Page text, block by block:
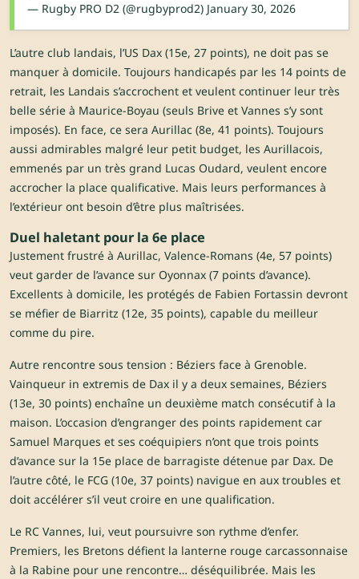
— Rugby PRO D2 (@rugbyprod2) January 30, 2026
L’autre club landais, l’US Dax (15e, 27 points), ne doit pas se
manquer à domicile. Toujours handicapés par les 14 points de
retrait, les Landais s’accrochent et veulent continuer leur très
belle série à Maurice-Boyau (seuls Brive et Vannes s’y sont
imposés). En face, ce sera Aurillac (8e, 41 points). Toujours
aussi admirables malgré leur petit budget, les Aurillacois,
emmenés par un très grand Lucas Oudard, veulent encore
accrocher la place qualificative. Mais leurs performances à
l’extérieur ont besoin d’être plus maîtrisées.
Duel haletant pour la 6e place
Justement frustré à Aurillac, Valence-Romans (4e, 57 points)
veut garder de l’avance sur Oyonnax (7 points d’avance).
Excellents à domicile, les protégés de Fabien Fortassin devront
se méfier de Biarritz (12e, 35 points), capable du meilleur
comme du pire.
Autre rencontre sous tension : Béziers face à Grenoble.
Vainqueur in extremis de Dax il y a deux semaines, Béziers
(13e, 30 points) enchaîne un deuxième match consécutif à la
maison. L’occasion d’engranger des points rapidement car
Samuel Marques et ses coéquipiers n’ont que trois points
d’avance sur la 15e place de barragiste détenue par Dax. De
l’autre côté, le FCG (10e, 37 points) navigue en aux troubles et
doit accélérer s’il veut croire en une qualification.
Le RC Vannes, lui, veut poursuivre son rythme d’enfer.
Premiers, les Bretons défient la lanterne rouge carcassonnaise
à la Rabine pour une rencontre… déséquilibrée. Mais les